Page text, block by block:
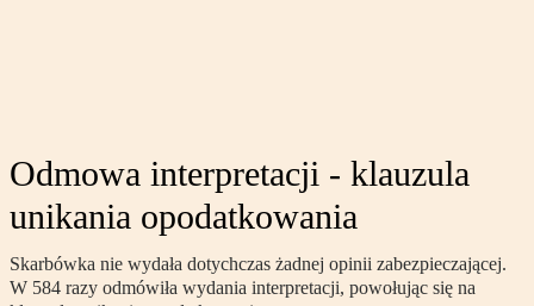
Odmowa interpretacji - klauzula
unikania opodatkowania
Skarbówka nie wydała dotychczas żadnej opinii zabezpieczającej.
W 584 razy odmówiła wydania interpretacji, powołując się na